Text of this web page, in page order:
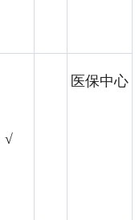
√
医保中心